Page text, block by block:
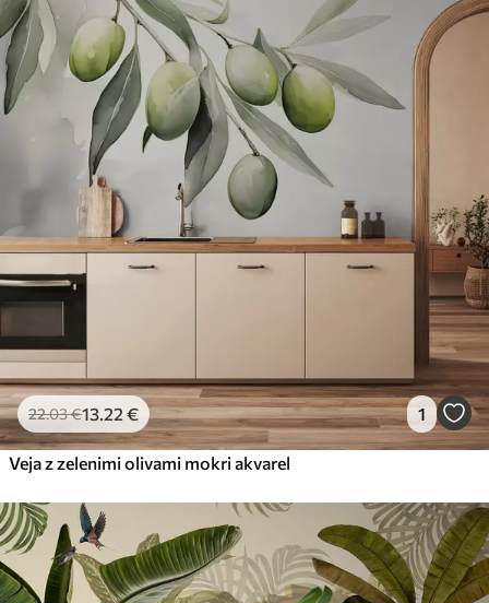
22.03€13 .22 € 1
Veja z zelenimi olivami mokri akvarel